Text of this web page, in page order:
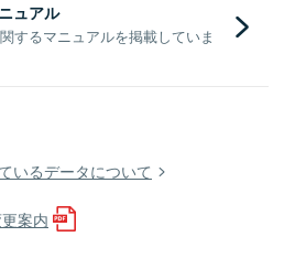
ュアル
するマニュアルを掲載していま
いるデータについて
案内